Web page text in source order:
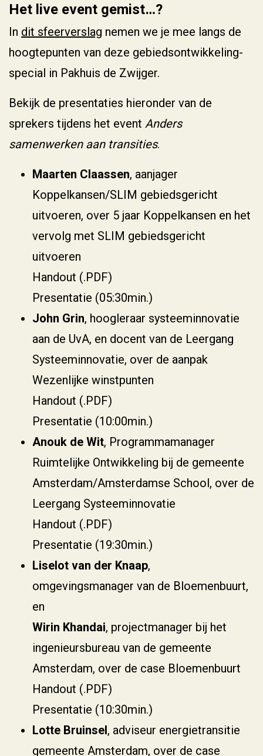
Het live event gemist…?
In dit sfeerverslag nemen we je mee langs de
hoogtepunten van deze gebiedsontwikkeling-
special in Pakhuis de Zwijger.
Bekijk de presentaties hieronder van de
sprekers tijdens het event Anders
samenwerken aan transities.
Maarten Claassen, aanjager
Koppelkansen/SLIM gebiedsgericht
uitvoeren, over 5 jaar Koppelkansen en het
vervolg met SLIM gebiedsgericht
uitvoeren
Handout (.PDF)
Presentatie (05:30min.)
John Grin, hoogleraar systeeminnovatie
aan de UvA, en docent van de Leergang
Systeeminnovatie, over de aanpak
Wezenlijke winstpunten
Handout (.PDF)
Presentatie (10:00min.)
Anouk de Wit, Programmamanager
Ruimtelijke Ontwikkeling bij de gemeente
Amsterdam/Amsterdamse School, over de
Leergang Systeeminnovatie
Handout (.PDF)
Presentatie (19:30min.)
Liselot van der Knaap,
omgevingsmanager van de Bloemenbuurt,
en
Wirin Khandai, projectmanager bij het
ingenieursbureau van de gemeente
Amsterdam, over de case Bloemenbuurt
Handout (.PDF)
Presentatie (10:30min.)
Lotte Bruinsel, adviseur energietransitie
gemeente Amsterdam, over de case